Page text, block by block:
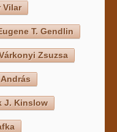
Vilar
T. Gendlin
Zsuzsa
J. Kinslow